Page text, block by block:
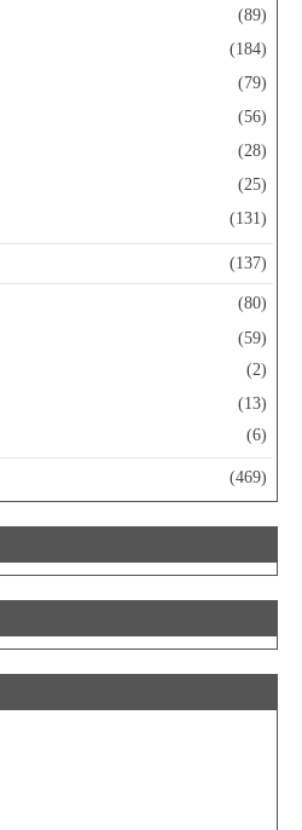
(89)
(184)
(79)
(56)
(28)
(25)
(131)
(137)
(80)
(59)
(2)
(13)
(6)
(469)